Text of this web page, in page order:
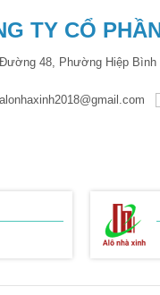
TY CỔ
Đường 48, Phường Hiệp Bình
alonhaxinh2018@gmail.com